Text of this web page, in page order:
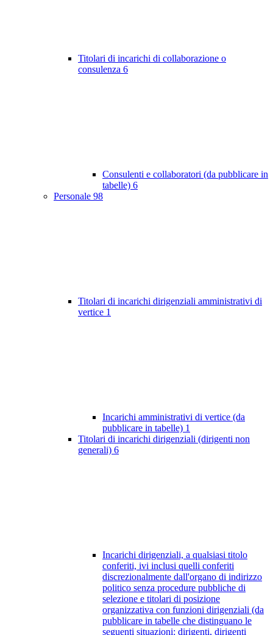
Titolari di incarichi di collaborazione o
consulenza 6
Consulenti e collaboratori (da pubblicare in
tabelle) 6
Personale 98
Titolari di incarichi dirigenziali amministrativi di
vertice 1
Incarichi amministrativi di vertice (da
pubblicare in tabelle) 1
Titolari di incarichi dirigenziali (dirigenti non
generali) 6
Incarichi dirigenziali, a qualsiasi titolo
conferiti, ivi inclusi quelli conferiti
discrezionalmente dall'organo di indirizzo
politico senza procedure pubbliche di
selezione e titolari di posizione
organizzativa con funzioni dirigenziali (da
pubblicare in tabelle che distinguano le
seguenti situazioni: dirigenti, dirigenti